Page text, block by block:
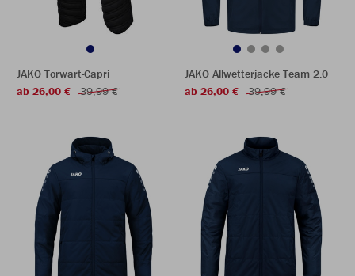
JAKO Torwart-Capri
ab 26,00 €
39,99 €
JAKO Allwetterjacke Team 2.0
ab 26,00 €
39,99 €